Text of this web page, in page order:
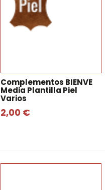
Complementos BIENVE
Media Plantilla Piel
Varios
2,00 €